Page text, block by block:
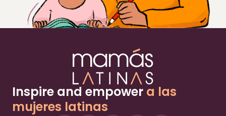
Inspire and empower a las
mujeres latinas